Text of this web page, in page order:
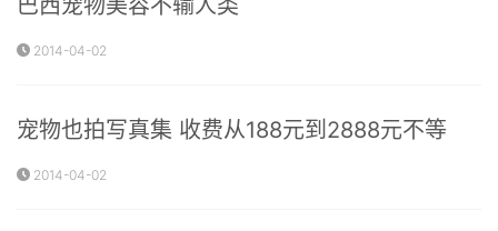
巴西宠物美容不输人类
2014-04-02
宠物也拍写真集 收费从188元到2888元不等
2014-04-02